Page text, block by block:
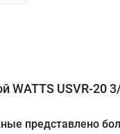
WATTS USVR-20
представлено